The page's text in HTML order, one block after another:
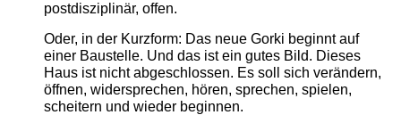
postdisziplinär, offen.
Oder, in der Kurzform: Das neue Gorki beginnt auf
einer Baustelle. Und das ist ein gutes Bild. Dieses
Haus ist nicht abgeschlossen. Es soll sich verändern,
öffnen, widersprechen, hören, sprechen, spielen,
scheitern und wieder beginnen.